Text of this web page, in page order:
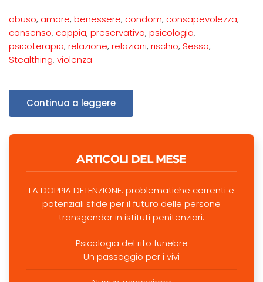
abuso, amore, benessere, condom, consapevolezza,
consenso, coppia, preservativo, psicologia,
psicoterapia, relazione, relazioni, rischio, Sesso,
Stealthing, violenza
Continua a leggere
ARTICOLI DEL MESE
LA DOPPIA DETENZIONE: problematiche correnti e
potenziali sfide per il futuro delle persone
transgender in istituti penitenziari.
Psicologia del rito funebre
Un passaggio per i vivi